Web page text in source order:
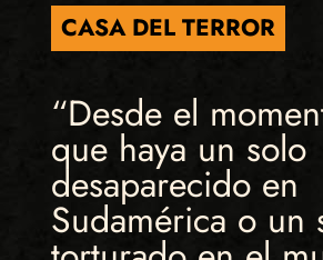
CASA DEL TERROR
“Desde el
que haya un solo
desaparecido en
Sudamérica o un